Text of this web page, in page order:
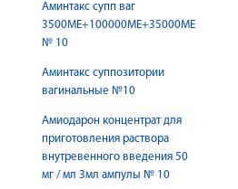
Аминтакс супп ваг
3500МЕ+100000МЕ+35000МЕ
№ 10
Аминтакс суппозитории
вагинальные №10
Амиодарон концентрат для
приготовления раствора
внутревенного введения 50
мг / мл 3мл ампулы № 10